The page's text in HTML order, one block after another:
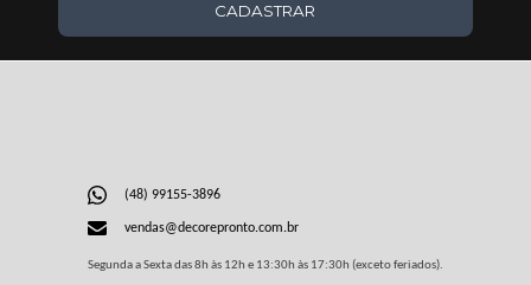
CADASTRAR
(48) 99155-3896
vendas@decorepronto.com.br
Segunda a Sexta das 8h às 12h e 13:30h às 17:30h (exceto feriados).